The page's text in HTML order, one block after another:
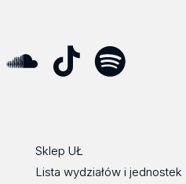
Sklep UŁ
Lista wydziałów i jednostek